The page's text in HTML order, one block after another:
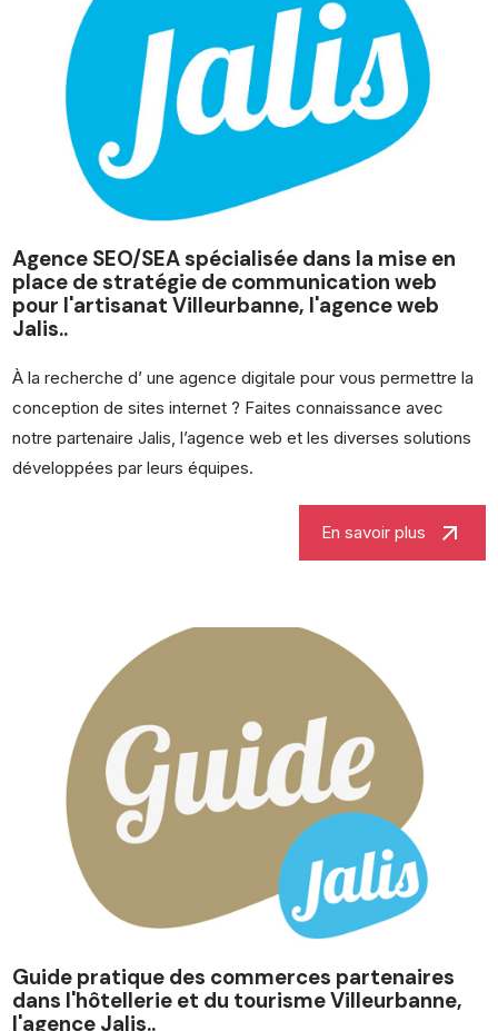
Agence SEO/SEA spécialisée dans la mise en
place de stratégie de communication web
pour l'artisanat Villeurbanne, l'agence web
Jalis..
À la recherche d’ une agence digitale pour vous permettre la
conception de sites internet ? Faites connaissance avec
notre partenaire Jalis, l’agence web et les diverses solutions
développées par leurs équipes.
En savoir plus arrow_outward
Guide pratique des commerces partenaires
dans l'hôtellerie et du tourisme Villeurbanne,
l'agence Jalis..